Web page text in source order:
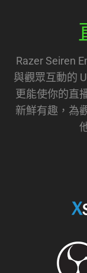
Razer Seiren
與觀眾互動的
更能使你的直
新鮮有趣，為